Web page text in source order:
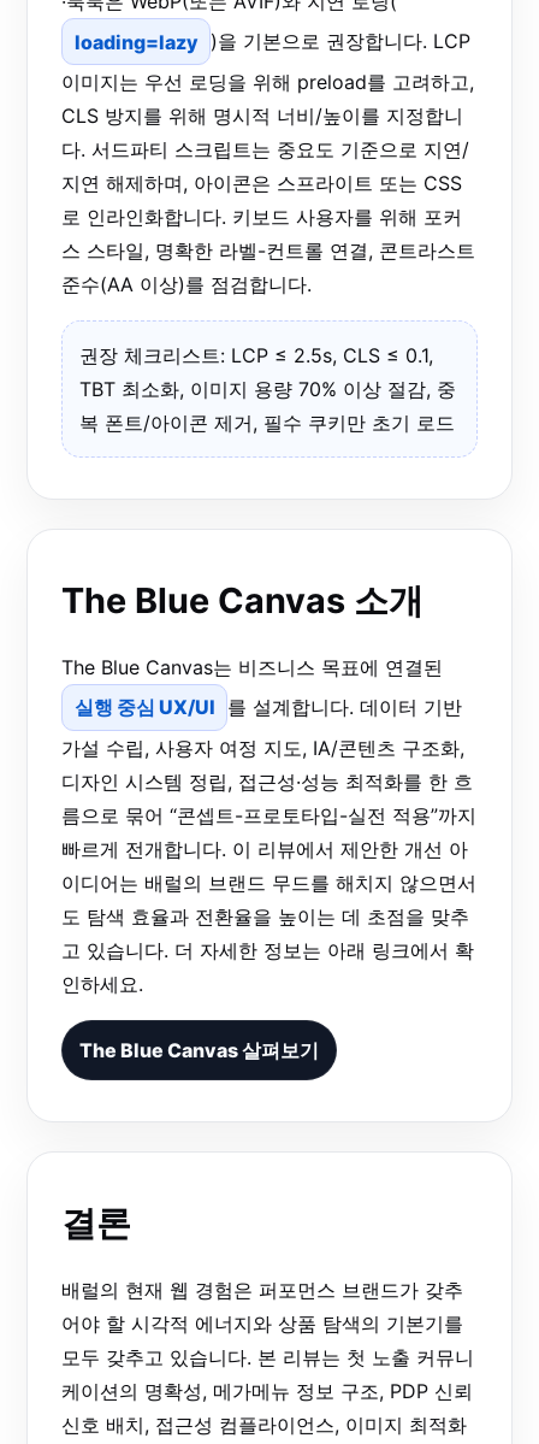
loading=lazy )을 기본으로 권장합니다. LCP
이미지는 우선 로딩을 위해 preload를 고려하고,
CLS 방지를 위해 명시적 너비/높이를 지정합니
다. 서드파티 스크립트는 중요도 기준으로 지연/
지연 해제하며, 아이콘은 스프라이트 또는 CSS
로 인라인화합니다. 키보드 사용자를 위해 포커
스 스타일, 명확한 라벨-컨트롤 연결, 콘트라스트
준수(AA 이상)를 점검합니다.
권장 체크리스트: LCP ≤ 2.5s, CLS ≤ 0.1,
TBT 최소화, 이미지 용량 70% 이상 절감, 중
복 폰트/아이콘 제거, 필수 쿠키만 초기 로드
The Blue Canvas 소개
The Blue Canvas는 비즈니스 목표에 연결된
실행 중심 UX/UI 를 설계합니다. 데이터 기반
가설 수립, 사용자 여정 지도, IA/콘텐츠 구조화,
디자인 시스템 정립, 접근성·성능 최적화를 한 흐
름으로 묶어 “콘셉트-프로토타입-실전 적용”까지
빠르게 전개합니다. 이 리뷰에서 제안한 개선 아
이디어는 배럴의 브랜드 무드를 해치지 않으면서
도 탐색 효율과 전환율을 높이는 데 초점을 맞추
고 있습니다. 더 자세한 정보는 아래 링크에서 확
인하세요.
The Blue Canvas 살펴보기
결론
배럴의 현재 웹 경험은 퍼포먼스 브랜드가 갖추
어야 할 시각적 에너지와 상품 탐색의 기본기를
모두 갖추고 있습니다. 본 리뷰는 첫 노출 커뮤니
케이션의 명확성, 메가메뉴 정보 구조, PDP 신뢰
신호 배치, 접근성 컴플라이언스, 이미지 최적화